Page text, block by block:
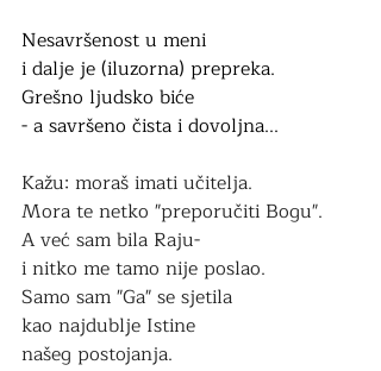
Nesavršenost u meni
i dalje je (iluzorna) prepreka.
Grešno ljudsko biće
- a savršeno čista i dovoljna...
Kažu: moraš imati učitelja.
Mora te netko "preporučiti Bogu".
A već sam bila Raju-
i nitko me tamo nije poslao.
Samo sam "Ga" se sjetila
kao najdublje Istine
našeg postojanja.